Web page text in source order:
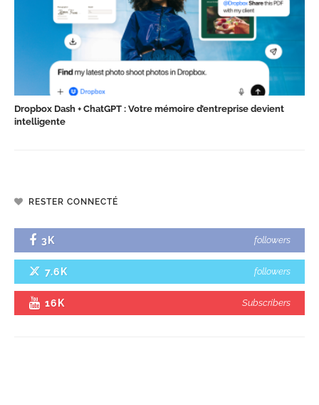
Dropbox Dash + ChatGPT : Votre mémoire d’entreprise devient
intelligente
RESTER CONNECTÉ
3K followers
7.6K followers
16K Subscribers